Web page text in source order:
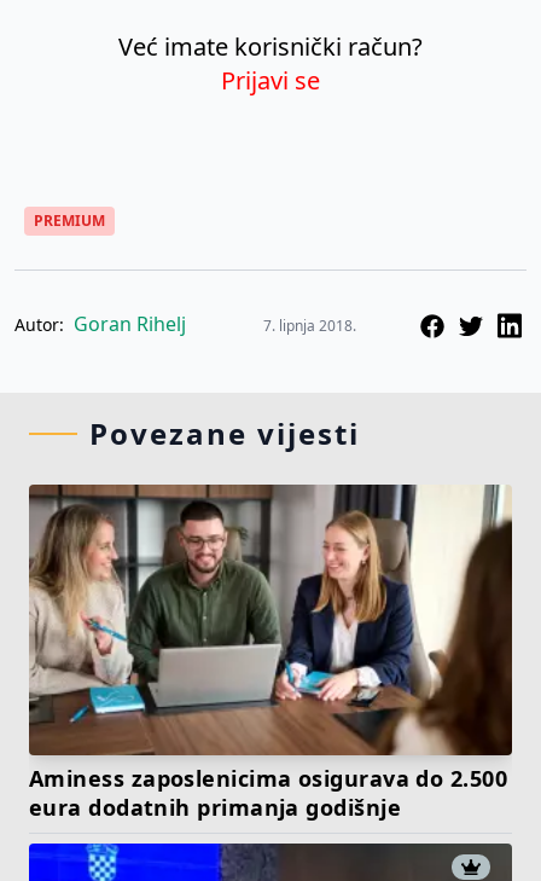
Već imate korisnički račun?
Prijavi se
PREMIUM
Autor: Goran Rihelj 7. lipnja 2018.
Povezane vijesti
Aminess zaposlenicima osigurava do 2.500
eura dodatnih primanja godišnje